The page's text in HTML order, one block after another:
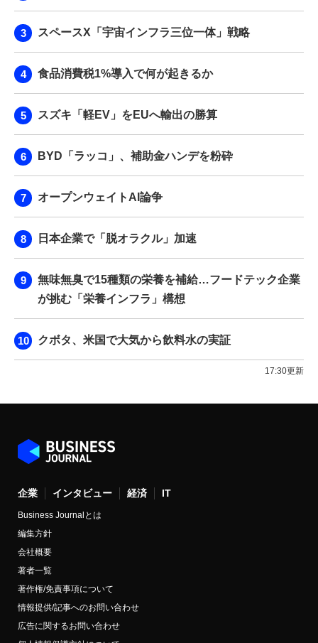
スペースX「宇宙インフラ三位一体」戦略
食品消費税1%導入で何が起きるか
スズキ「軽EV」をEUへ輸出の勝算
BYD「ラッコ」、補助金ハンデを粉砕
オープンウェイトAI論争
日本企業で「脱オラクル」加速
無味無臭で15種類の栄養を補給…フードテック企業
が挑む「栄養インフラ」構想
クボタ、米国で大気から飲料水の実証
17:30更新
企業 インタビュー 経済 IT
Business Journalとは
編集方針
会社概要
著者一覧
著作権/免責事項について
情報提供/記事へのお問い合わせ
広告に関するお問い合わせ